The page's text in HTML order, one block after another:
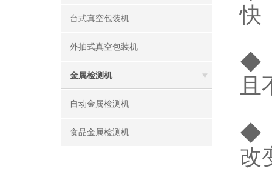
台式真空包装机
外抽式真空包装机
金属检测机
自动金属检测机
食品金属检测机
快
◆
且
◆
改